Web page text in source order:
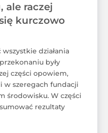
ale raczej
kurczowo
działania
były
części opowiem,
w szeregach fundacji
środowisku. W części
rezultaty